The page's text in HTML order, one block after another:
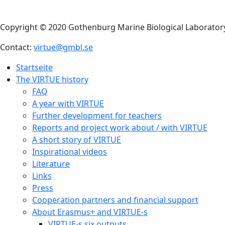
Copyright © 2020 Gothenburg Marine Biological
Contact: virtue@gmbl.se
Startseite
The VIRTUE history
FAQ
A year with VIRTUE
Further development for teachers
Reports and project work about / with VIRTUE
A short story of VIRTUE
Inspirational videos
Literature
Links
Press
Cooperation partners and financial support
About Erasmus+ and VIRTUE-s